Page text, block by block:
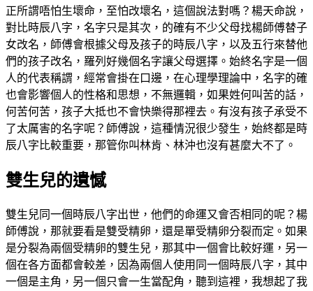
正所謂唔怕生壞命，至怕改壞名，這個說法對嗎？楊天命說，
對比時辰八字，名字只是其次，的確有不少父母找楊師傅替子
女改名，師傅會根據父母及孩子的時辰八字，以及五行來替他
們的孩子改名，羅列好幾個名字讓父母選擇。始終名字是一個
人的代表稱謂，經常會掛在口邊，在心理學理論中，名字的確
也會影響個人的性格和思想，不無邏輯，如果姓何叫苦的話，
何苦何苦，孩子大抵也不會快樂得那裡去。有沒有孩子承受不
了太厲害的名字呢？師傅說，這種情況很少發生，始終都是時
辰八字比較重要，那管你叫林肯、林沖也沒有甚麼大不了。
雙生兒的遺憾
雙生兒同一個時辰八字出世，他們的命運又會否相同的呢？楊
師傅說，那就要看是雙受精卵，還是單受精卵分裂而定。如果
是分裂為兩個受精卵的雙生兒，那其中一個會比較好運，另一
個在各方面都會較差，因為兩個人使用同一個時辰八字，其中
一個是主角，另一個只會一生當配角，聽到這裡，我想起了我